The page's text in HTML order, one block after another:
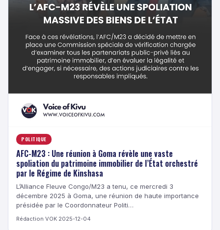
POLITIQUE
AFC-M23 : Une réunion à Goma révèle une vaste
spoliation du patrimoine immobilier de l’État orchestré
par le Régime de Kinshasa
L’Alliance Fleuve Congo/M23 a tenu, ce mercredi 3
décembre 2025 à Goma, une réunion de haute importance
présidée par le Coordonnateur Politi…
Rédaction VOK·2025-12-04